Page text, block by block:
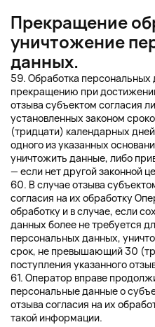
Прекращение
уничтожение
данных.
59. Обработка
прекращению при
отзыва субъектом согласия
установленных законом
(тридцати) календарных
одного из указанных
уничтожить данные, либо
— если нет другой законной
60. В случае отзыва
согласия на их обработку
обработку и в случае, если
данных более не требуется
персональных данных,
срок, не превышающий 30
поступления указанного
61. Оператор вправе
персональные данные о
отзыва согласия на их
такой информации.